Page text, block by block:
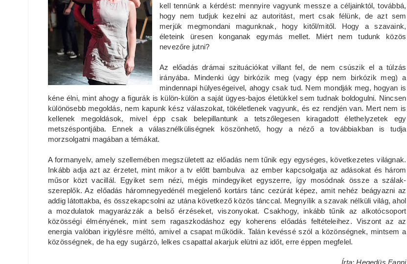
kell tennünk a kérdést: mennyire vagyunk messze a céljainktól, továbbá,
hogy nem tudjuk kezelni az autoritást, mert csak félünk, de azt sem
merjük megmondani magunknak, hogy kitől/mitől. Hogy a szavaink,
életeink üresen konganak egymás mellet. Miért nem tudunk közös
nevezőre jutni?
Az előadás drámai szituációkat villant fel, de nem csúszik el a túlzás
irányába. Mindenki úgy birkózik meg (vagy épp nem birkózik meg) a
mindennapi hülyeségeivel, ahogy csak tud. Nem mondják meg, hogyan is
kéne élni, mint ahogy a figurák is külön-külön a saját ügyes-bajos életükkel sem tudnak boldogulni. Nincsen
különösebb megoldás, nem kapunk kész válaszokat, tökéletlenek vagyunk, és ez rendjén van. Mert nem is
kellenek megoldások, mivel épp csak belepillantunk a tetszőlegesen kiragadott élethelyzetek egy
metszéspontjába. Ennek a válasznélküliségnek köszönhető, hogy a néző a továbbiakban is tudja
morzsolgatni magában a témákat.
A formanyelv, amely szellemében megszületett az előadás nem tűnik egy egységes, következetes világnak.
Inkább adja azt az érzetet, mint mikor a tv előtt bambulva az ember kapcsolgatja az adásokat és három
műsor közt vacillál. Egyiket sem nézi, mégis mindegyiket egyszerre, így mosódnak össze a szálak-
szereplők. Az előadás háromnegyedénél megjelenő kortárs tánc cezúrát képez, amit nehéz beágyazni az
addig látottakba, és összekapcsolni az utána következő közös tánccal. Megnyílik a szavak nélküli világ, ahol
a mozdulatok magyarázzák a belső érzéseket, viszonyokat. Csakhogy, inkább tűnik az alkotócsoport
közösségi élményének, mint sem ragaszkodáshoz egy koherens előadás feltételeihez. Viszont az az
energia valóban irigylésre méltó, amivel a csapat működik. Talán kevéssé szól a közönségnek, mintsem a
közösségnek, de ha egy sugárzó, lelkes csapattal akarjuk elütni az időt, erre éppen megfelel.
Írta: Hegedüs Fanni